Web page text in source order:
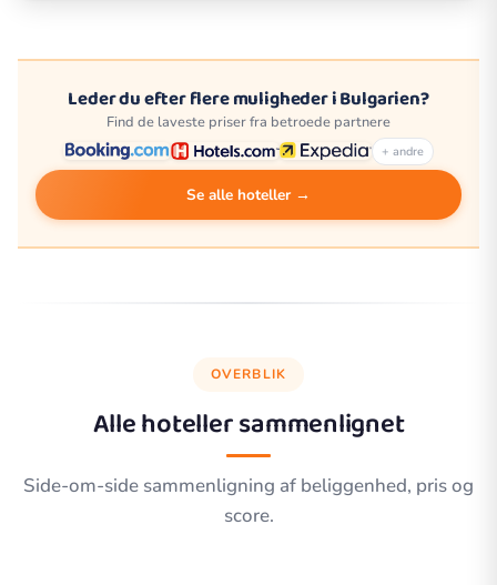
Leder du efter flere muligheder i Bulgarien?
Find de laveste priser fra betroede partnere
+ andre
Se alle hoteller →
OVERBLIK
Alle hoteller sammenlignet
Side-om-side sammenligning af beliggenhed, pris og
score.